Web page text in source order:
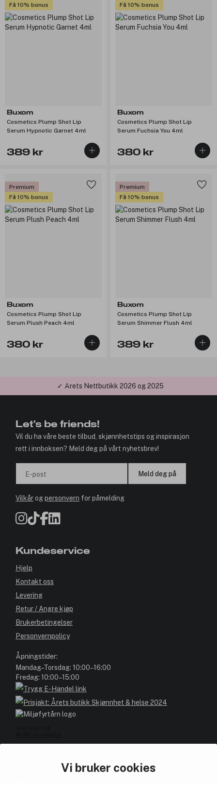
Vi bruker cookies
Få 10% bonus
Buxom
Cosmetics Plump Shot Lip
Serum Hypnotic Garnet 4ml
389 kr
Få 10% bonus
Buxom
Cosmetics Plump Shot Lip
Serum Fuchsia You 4ml
380 kr
Premium
Få 10% bonus
Buxom
Cosmetics Plump Shot Lip
Serum Plush Peach 4ml
380 kr
Premium
Få 10% bonus
Buxom
Cosmetics Plump Shot Lip
Serum Shimmer Flush 4ml
389 kr
✓ Årets Nettbutikk 2026 og 2025
Let's be friends!
Vil du ha våre beste tilbud, skjønnhetstips og inspirasjon
rett i innboksen? Meld deg på vårt nyhetsbrev!
E-post Meld deg på
Vilkårogpersonvern for påmelding
Kundeservice
Hjelp
Kontakt oss
Levering
Retur / Angre kjøp
Brukerbetingelser
Personvernpolicy
Åpningstider:
Mandag–Torsdag: 10:00–16:00
Fredag: 10:00–15:00